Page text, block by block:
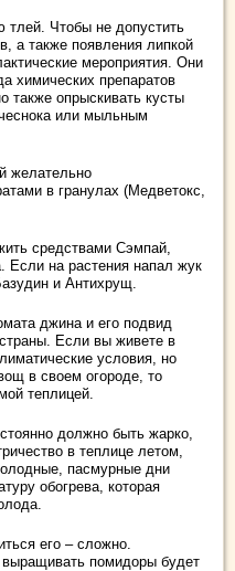
Чтобы не допустить
а также появления липкой
мероприятия. Они
химических препаратов
опрыскивать кусты
или мыльным
желательно
в гранулах (Медветокс,
средствами Сэмпай,
Если на растения напал жук
и Антихрущ.
джина и его подвид
Если вы живете в
условия, но
в своем огороде, то
теплицей.
должно быть жарко,
в теплице летом,
пасмурные дни
обогрева, которая
его – сложно.
выращивать помидоры будет